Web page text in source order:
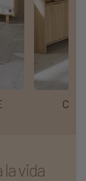
vida